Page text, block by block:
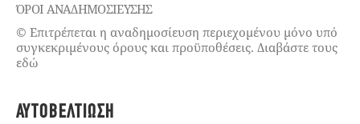
ΌΡΟΙ ΑΝΑΔΗΜΟΣΙΕΥΣΗΣ
© Επιτρέπεται η αναδημοσίευση περιεχομένου μόνο υπό
συγκεκριμένους όρους και προϋποθέσεις. Διαβάστε τους
εδώ
ΑΥΤΟΒΕΛΤΊΩΣΗ